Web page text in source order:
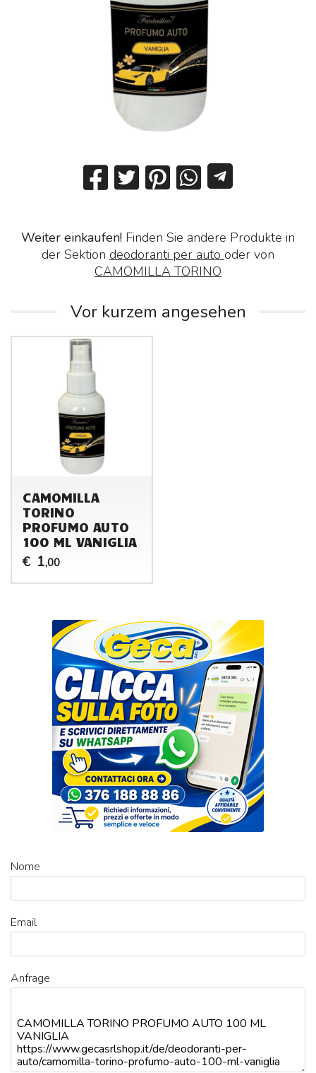
Weiter einkaufen! Finden Sie andere Produkte in
der Sektion deodoranti per auto oder von
CAMOMILLA TORINO
Vor kurzem angesehen
CAMOMILLA
TORINO
PROFUMO AUTO
100 ML VANIGLIA
€ 1,00
Nome
Email
Anfrage